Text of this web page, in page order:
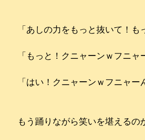
「あしの力をもっと抜いて！
「もっと！クニャーンｗフニャ
「はい！クニャーンｗフニャー
もう踊りながら笑いを堪えるの